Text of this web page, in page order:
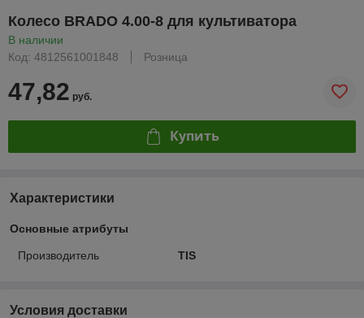
Колесо BRADO 4.00-8 для культиватора
В наличии
Код: 4812561001848
Розница
47,82 руб.
Купить
Характеристики
Основные атрибуты
Производитель TIS
Условия доставки